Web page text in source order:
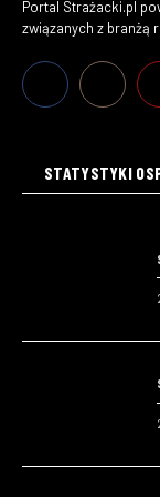
Portal Strażacki.pl
związanych z branżą
STATYSTYKI